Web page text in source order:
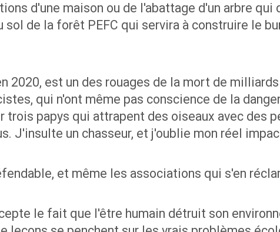
d'une maison ou de l'abattage d'un arbre
de la forêt PEFC qui servira à construire le
2020, est un des rouages de la mort de
qui n'ont même pas conscience de la
trois papys qui attrapent des oiseaux avec des
J'insulte un chasseur, et j'oublie mon réel
et même les associations qui s'en
le fait que l'être humain détruit son